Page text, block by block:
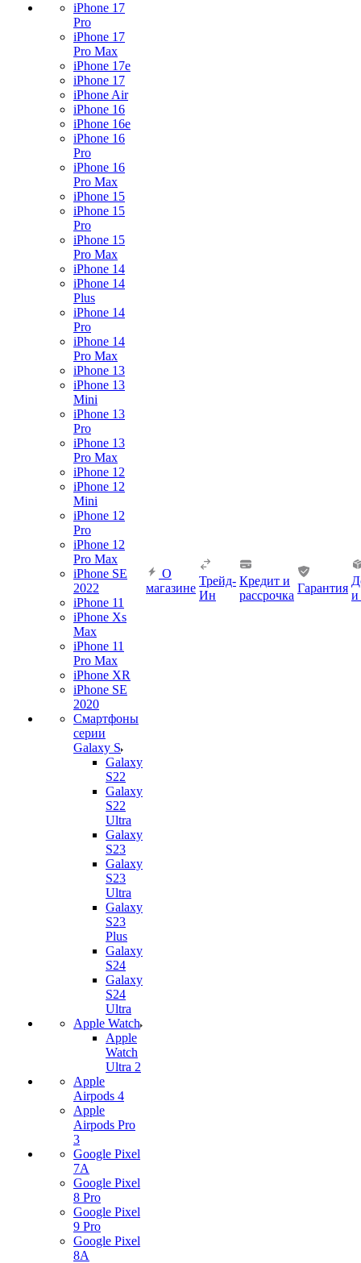
iPhone 17
Pro
iPhone 17
Pro Max
iPhone 17e
iPhone 17
iPhone Air
iPhone 16
iPhone 16e
iPhone 16
Pro
iPhone 16
Pro Max
iPhone 15
iPhone 15
Pro
iPhone 15
Pro Max
iPhone 14
iPhone 14
Plus
iPhone 14
Pro
iPhone 14
Pro Max
iPhone 13
iPhone 13
Mini
iPhone 13
Pro
iPhone 13
Pro Max
iPhone 12
iPhone 12
Mini
iPhone 12
Pro
iPhone 12
Pro Max
iPhone SE
2022
iPhone 11
iPhone Xs
Max
iPhone 11
Pro Max
iPhone XR
iPhone SE
2020
Смартфоны
серии
Galaxy S
Galaxy
S22
Galaxy
S22
Ultra
Galaxy
S23
Galaxy
S23
Ultra
Galaxy
S23
Plus
Galaxy
S24
Galaxy
S24
Ultra
Apple Watch
Apple
Watch
Ultra 2
Apple
Airpods 4
Apple
Airpods Pro
3
Google Pixel
7А
Google Pixel
8 Pro
Google Pixel
9 Pro
Google Pixel
8A
О
магазине
Трейд-
Ин
Кредит и
рассрочка
Гарантия
и